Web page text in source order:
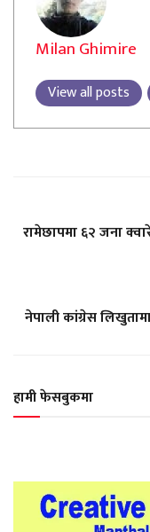
Milan Ghimire
View all posts
रामेछापमा ६२ जना
नेपाली कांग्रेस
हामी फेसबुकमा